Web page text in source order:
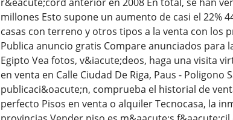
millones Esto supone un aumento de casi el 22%
casas con terreno y otros tipos a la venta con los
Publica anuncio gratis Compare anunciados para
Egipto Vea fotos, v&iacute;deos, haga una visita
en venta en Calle Ciudad De Riga, Paus - Poligono
publicaci&oacute;n, comprueba el historial de
perfecto Pisos en venta o alquiler Tecnocasa, la